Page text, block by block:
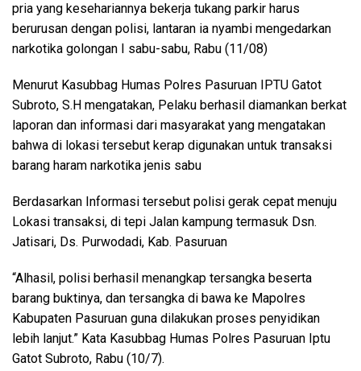
pria yang kesehariannya bekerja tukang parkir harus
berurusan dengan polisi, lantaran ia nyambi mengedarkan
narkotika golongan I sabu-sabu, Rabu (11/08)
Menurut Kasubbag Humas Polres Pasuruan IPTU Gatot
Subroto, S.H mengatakan, Pelaku berhasil diamankan berkat
laporan dan informasi dari masyarakat yang mengatakan
bahwa di lokasi tersebut kerap digunakan untuk transaksi
barang haram narkotika jenis sabu
Berdasarkan Informasi tersebut polisi gerak cepat menuju
Lokasi transaksi, di tepi Jalan kampung termasuk Dsn.
Jatisari, Ds. Purwodadi, Kab. Pasuruan
“Alhasil, polisi berhasil menangkap tersangka beserta
barang buktinya, dan tersangka di bawa ke Mapolres
Kabupaten Pasuruan guna dilakukan proses penyidikan
lebih lanjut.” Kata Kasubbag Humas Polres Pasuruan Iptu
Gatot Subroto, Rabu (10/7).